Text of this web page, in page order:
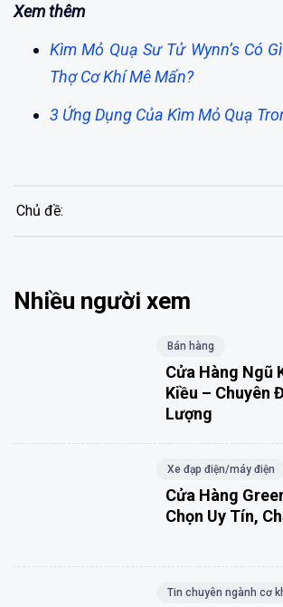
Xem thêm
Kìm Mỏ Quạ Sư Tử Wynn’s Có
Thợ Cơ Khí Mê Mẩn?
3 Ứng Dụng Của Kìm Mỏ Quạ
Chủ đề:
Nhiều người xem
Bán hàng
Cửa Hàng Ngũ
Kiều – Chuyên
Lượng
Xe đạp điện/máy điện
Cửa Hàng
Chọn Uy Tín,
Tin chuyên ngành cơ